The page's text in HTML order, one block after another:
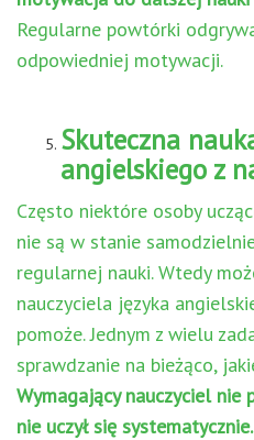
Regularne powtórki
odpowiedniej motywacji.
Skuteczna
angielskiego z
Często niektóre osoby
nie są w stanie
regularnej nauki. Wtedy
nauczyciela języka
pomoże. Jednym z wielu
sprawdzanie na bieżąco,
Wymagający nauczyciel nie
nie uczył się